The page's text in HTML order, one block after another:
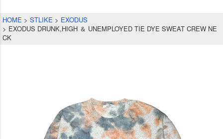
HOME STLIKE
EXODUS
EXODUS DRUNK,HIGH ＆ UNEMPLOYED TIE DYE SWEAT CREW NE
CK